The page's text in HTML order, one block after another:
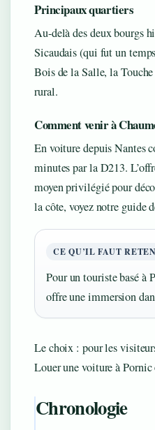
Principaux quartiers
Au-delà des deux bourgs
Sicaudais (qui fut un
Bois de la Salle, la Touche
rural.
Comment venir à
En voiture depuis Nantes
minutes par la D213.
moyen privilégié pour
la côte, voyez notre guide
CE QU’IL FAUT
Pour un touriste basé à
offre une immersion
Le choix : pour les
Louer une voiture à
Chronologie